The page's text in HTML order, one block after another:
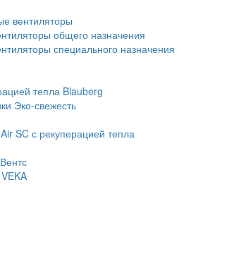
вентиляторы
общего назначения
специального назначения
тепла Blauberg
Эко-свежесть
SC с рекуперацией тепла